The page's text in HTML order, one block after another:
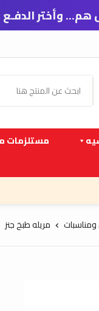
وأختر الدفـع على تــابي
مستلزمات
ومناسبات مريله طبخ جنز